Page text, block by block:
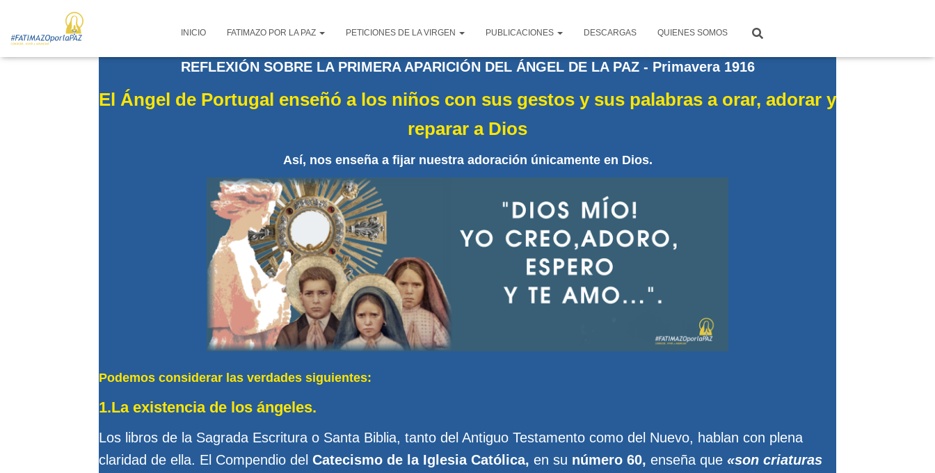
INICIO FATIMAZO POR LA PAZ PETICIONES DE LA VIRGEN PUBLICACIONES DESCARGAS QUIENES SOMOS
REFLEXIÓN SOBRE LA PRIMERA APARICIÓN DEL ÁNGEL DE LA PAZ - Primavera 1916
El Ángel de Portugal enseñó a los niños con sus gestos y sus palabras a orar, adorar y
reparar a Dios
Así, nos enseña a fijar nuestra adoración únicamente en Dios.
Podemos considerar las verdades siguientes:
1.La existencia de los ángeles.
Los libros de la Sagrada Escritura o Santa Biblia, tanto del Antiguo Testamento como del Nuevo, hablan con plena
claridad de ella. El Compendio del Catecismo de la Iglesia Católica, en su número 60, enseña que «son criaturas